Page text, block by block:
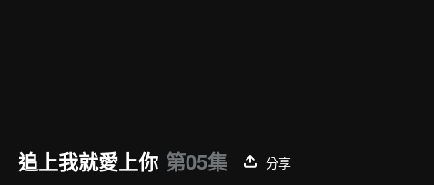
追上我就愛上你 第05集
分享